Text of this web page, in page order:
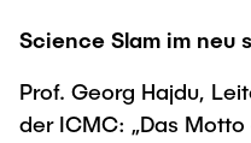
Science Slam im neu
Prof. Georg Hajdu,
der ICMC: „Das